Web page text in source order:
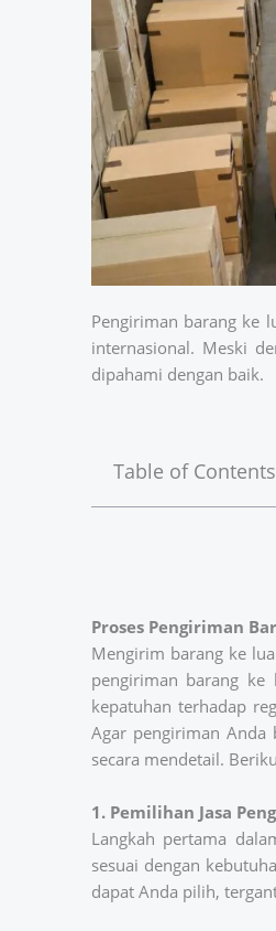
Pengiriman barang ke
internasional. Meski
dipahami dengan baik.
Table of Contents
Proses Pengiriman
Mengirim barang ke
pengiriman barang
kepatuhan terhadap
Agar pengiriman Anda
secara mendetail.
1. Pemilihan Jasa
Langkah pertama
sesuai dengan
dapat Anda pilih,